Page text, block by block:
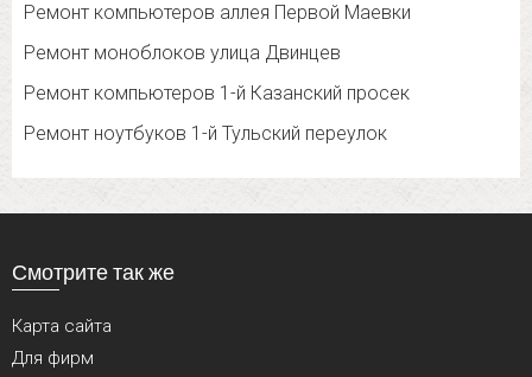
Ремонт компьютеров аллея Первой Маевки
Ремонт моноблоков улица Двинцев
Ремонт компьютеров 1-й Казанский просек
Ремонт ноутбуков 1-й Тульский переулок
Смотрите так же
Карта сайта
Для фирм